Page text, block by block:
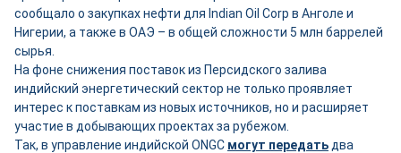
сообщало о закупках нефти для Indian Oil Corp в Анголе и
Нигерии, а также в ОАЭ – в общей сложности 5 млн баррелей
сырья.
На фоне снижения поставок из Персидского залива
индийский энергетический сектор не только проявляет
интерес к поставкам из новых источников, но и расширяет
участие в добывающих проектах за рубежом.
Так, в управление индийской ONGC могут передать два